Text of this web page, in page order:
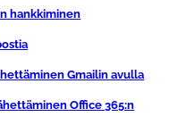
hankkiminen
Gmailin avulla
Office 365:n